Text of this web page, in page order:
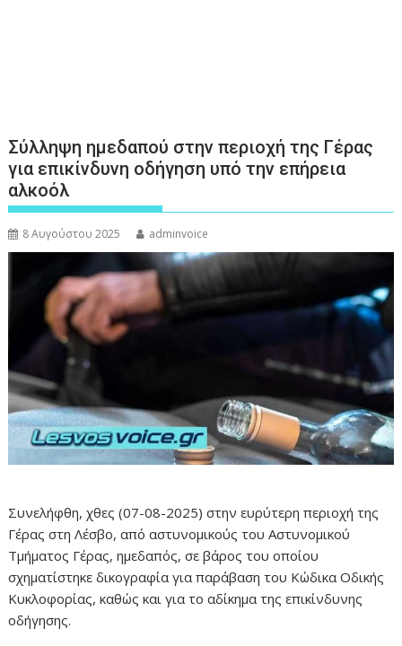
Σύλληψη ημεδαπού στην περιοχή της Γέρας
για επικίνδυνη οδήγηση υπό την επήρεια
αλκοόλ
8 Αυγούστου 2025 adminvoice
Συνελήφθη, χθες (07-08-2025) στην ευρύτερη περιοχή της
Γέρας στη Λέσβο, από αστυνομικούς του Αστυνομικού
Τμήματος Γέρας, ημεδαπός, σε βάρος του οποίου
σχηματίστηκε δικογραφία για παράβαση του Κώδικα Οδικής
Κυκλοφορίας, καθώς και για το αδίκημα της επικίνδυνης
οδήγησης.